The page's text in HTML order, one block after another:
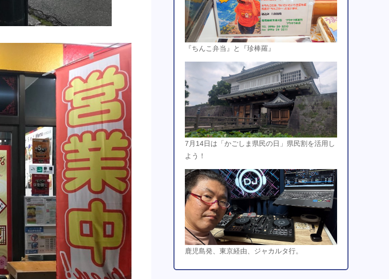
『ちんこ弁当』と『珍棒羅』
7月14日は「かごしま県民の日」県民割を活用し
よう！
鹿児島発、東京経由、ジャカルタ行。